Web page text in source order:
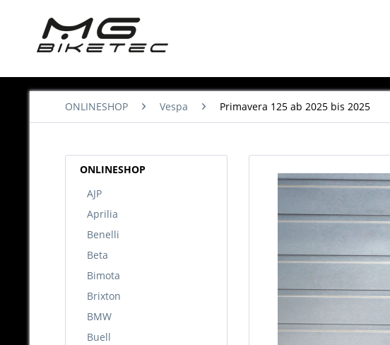
ONLINESHOP Vespa Primavera 125 ab 2025 bis 2025
ONLINESHOP
AJP
Aprilia
Benelli
Beta
Bimota
Brixton
BMW
Buell